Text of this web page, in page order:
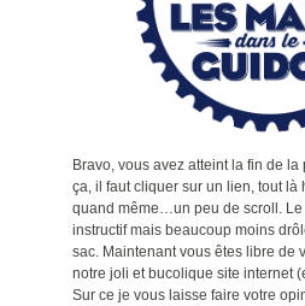
Bravo, vous avez atteint la fin de
ça, il faut cliquer sur un lien, tout là
quand même…un peu de scroll.
instructif mais beaucoup moins
sac. Maintenant vous êtes libre de
notre joli et bucolique site internet
Sur ce je vous laisse faire votre